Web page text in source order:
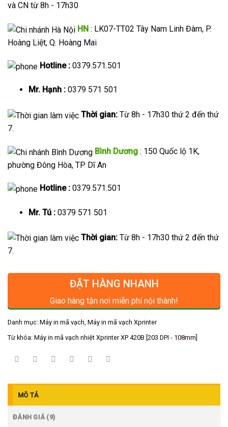
và CN từ 8h - 17h30
HN : LK07-TT02 Tây Nam Linh Đàm, P.
Hoàng Liệt, Q. Hoàng Mai
Hotline : 0379.571.501
Mr. Hạnh :0379 571 501
Thời gian: Từ 8h - 17h30 thứ 2 đến thứ
7.
Bình Dương : 150 Quốc lộ 1K,
phường Đông Hòa, TP Dĩ An
Hotline : 0379.571.501
Mr. Tú :0379 571 501
Thời gian: Từ 8h - 17h30 thứ 2 đến thứ
7.
ĐẶT HÀNG NHANH
Giao hàng tận nơi miễn phí nội thành!
Danh mục: Máy in mã vạch Máy in mã vạch Xprinter
Từ khóa: Máy in mã vạch nhiệt Xprinter XP 420B [203 DPI - 108mm]
MÔ TẢ
ĐÁNH GIÁ (9)